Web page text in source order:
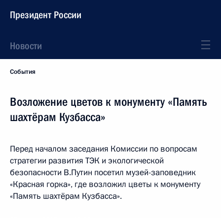
Президент России
Новости
События
Возложение цветов к монументу «Память
шахтёрам Кузбасса»
Перед началом заседания Комиссии по вопросам
стратегии развития ТЭК и экологической
безопасности В.Путин посетил музей-заповедник
«Красная горка», где возложил цветы к монументу
«Память шахтёрам Кузбасса».